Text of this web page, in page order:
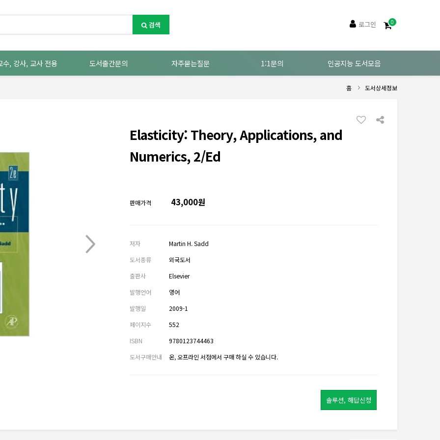
검색 로그인 0
수, 강사, 교사 전용 도서출간문의 자주묻는질문 1:1문의 인공지능 도서모음
홈 도서상세정보
Elasticity: Theory, Applications, and
Numerics, 2/Ed
판매가격 43,000원
저자
Martin H. Sadd
도서종류
외국도서
출판사
Elsevier
발행언어
영어
발행일
2009-1
페이지수
552
ISBN
9780123744463
도서구매안내
온, 오프라인 서점에서 구매 하실 수 있습니다.
솔루션, 해답신청